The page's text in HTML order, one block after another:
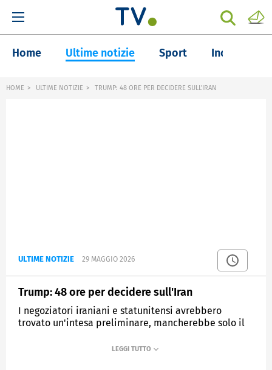
Home Ultime notizie Sport Inchieste
HOME ULTIME NOTIZIE TRUMP: 48 ORE PER DECIDERE SULL'IRAN
ULTIME NOTIZIE 29 MAGGIO 2026
Trump: 48 ore per decidere sull'Iran
I negoziatori iraniani e statunitensi avrebbero
trovato un'intesa preliminare, mancherebbe solo il